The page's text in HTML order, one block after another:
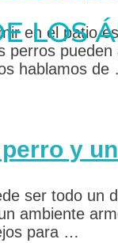
en el patio
perros
hablamos de
y
ser todo
ambiente
para …